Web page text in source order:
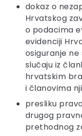
dokaz o
Hrvatskog
o podacima
evidenciji
osiguranje
slučaju iz
hrvatskim
i članovima
presliku
drugog
prethodnog